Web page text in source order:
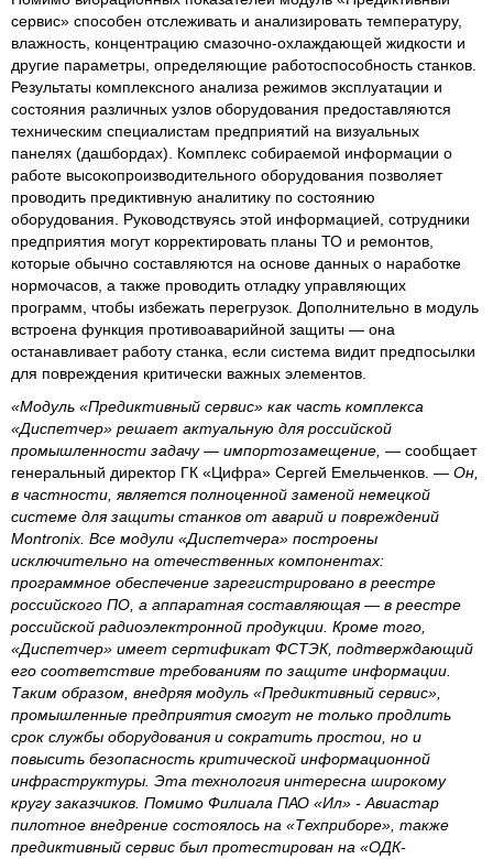
сервис» способен отслеживать и анализировать температуру,
влажность, концентрацию смазочно-охлаждающей жидкости и
другие параметры, определяющие работоспособность станков.
Результаты комплексного анализа режимов эксплуатации и
состояния различных узлов оборудования предоставляются
техническим специалистам предприятий на визуальных
панелях (дашбордах). Комплекс собираемой информации о
работе высокопроизводительного оборудования позволяет
проводить предиктивную аналитику по состоянию
оборудования. Руководствуясь этой информацией, сотрудники
предприятия могут корректировать планы ТО и ремонтов,
которые обычно составляются на основе данных о наработке
нормочасов, а также проводить отладку управляющих
программ, чтобы избежать перегрузок. Дополнительно в модуль
встроена функция противоаварийной защиты — она
останавливает работу станка, если система видит предпосылки
для повреждения критически важных элементов.
«Модуль «Предиктивный сервис» как часть комплекса
«Диспетчер» решает актуальную для российской
промышленности задачу — импортозамещение, — сообщает
генеральный директор ГК «Цифра» Сергей Емельченков. — Он,
в частности, является полноценной заменой немецкой
системе для защиты станков от аварий и повреждений
Montronix. Все модули «Диспетчера» построены
исключительно на отечественных компонентах:
программное обеспечение зарегистрировано в реестре
российского ПО, а аппаратная составляющая — в реестре
российской радиоэлектронной продукции. Кроме того,
«Диспетчер» имеет сертификат ФСТЭК, подтверждающий
его соответствие требованиям по защите информации.
Таким образом, внедряя модуль «Предиктивный сервис»,
промышленные предприятия смогут не только продлить
срок службы оборудования и сократить простои, но и
повысить безопасность критической информационной
инфраструктуры. Эта технология интересна широкому
кругу заказчиков. Помимо Филиала ПАО «Ил» - Авиастар
пилотное внедрение состоялось на «Техприборе», также
предиктивный сервис был протестирован на «ОДК-